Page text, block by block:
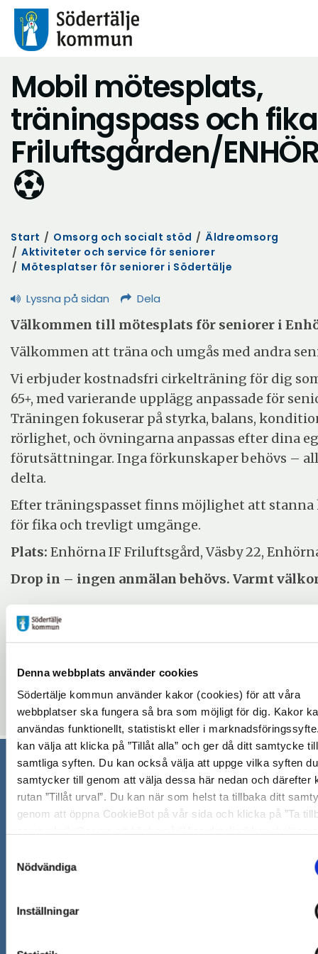
Denna webbplats använder cookies
Södertälje kommun använder kakor (cookies) för att våra
webbplatser ska fungera så bra som möjligt för dig. Kakor
användas funktionellt, statistiskt eller i
kan välja att klicka på ”Tillåt alla” och ger då ditt samtycke till
samtliga syften. Du kan också välja att uppge vilka syften du
samtycker till genom att välja dessa här nedan och därefter
rutan ”Tillåt urval”. Du kan när som helst ta tillbaka ditt
genom att öppna CookieBot på vår sida och klicka på ”Ta
behandlar personuppgifter.
Nödvändiga
Inställningar
Mobil mötesplats,
träningspass och
Friluftsgården/
Start / Omsorg och socialt stöd / Äldreomsorg
/ Aktiviteter och service för seniorer
/ Mötesplatser för seniorer i Södertälje
Lyssna på sidan Dela
Välkommen till mötesplats för seniorer i
Välkommen att träna och umgås med andra
Vi erbjuder kostnadsfri cirkelträning för dig
65+, med varierande upplägg anpassade för
Träningen fokuserar på styrka, balans,
rörlighet, och övningarna anpassas efter dina
förutsättningar. Inga förkunskaper behövs –
delta.
Efter träningspasset finns möjlighet att stanna
för fika och trevligt umgänge.
Plats: Enhörna IF Friluftsgård, Väsby 22,
Drop in – ingen anmälan behövs. Varmt
Evenemangsinformation
onsdag 2 september 2026 - onsdag 16 december 2026
10:00 - 12:00
Södertälje kommun
151 89 Södertälje
kontaktcenter@sodertalje.se
kommun skickas till: